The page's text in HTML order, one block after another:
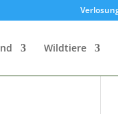
Wildtiere